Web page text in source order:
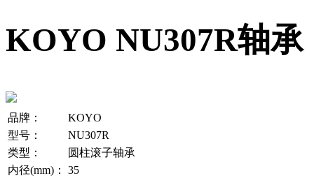
KOYO NU307R轴承
品牌：
KOYO
型号：
NU307R
类型：
圆柱滚子轴承
内径(mm)：
35